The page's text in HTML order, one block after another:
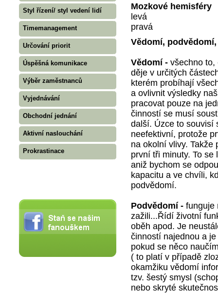
Styl řízení/ styl vedení lidí
Timemanagement
Určování priorit
Úspěšná komunikace
Výběr zaměstnanců
Vyjednávání
Obchodní jednání
Aktivní naslouchání
Prokrastinace
Mozkové hemisféry
levá
pravá
Vědomí,
Vědomí - všechno to,
děje v určitých
kterém probíhají
a ovlivnit výsledky
pracovat pouze na
činností se musí
další. Úzce to souvisí
neefektivní, protože
na okolní vlivy. Takže
první tři minuty. To
aniž bychom se
kapacitu a ve chvíli,
podvědomí.
Podvědomí - funguje
zažili...Řídí životní
oběh apod. Je
činností najednou a
pokud se něco
( to platí v případě
okamžiku vědomí
tzv. šestý smysl
nebo skryté